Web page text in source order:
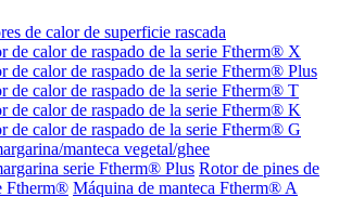
de calor de superficie rascada
de calor de raspado de la serie Ftherm® X
de calor de raspado de la serie Ftherm® Plus
de calor de raspado de la serie Ftherm® T
de calor de raspado de la serie Ftherm® K
de calor de raspado de la serie Ftherm® G
manteca vegetal/ghee
serie Ftherm® Plus Rotor de pines de
Ftherm® Máquina de manteca Ftherm® A